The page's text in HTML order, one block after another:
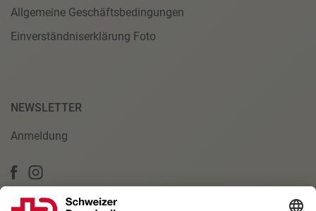
Allgemeine Geschäftsbedingungen
Einverständniserklärung Foto
NEWSLETTER
Anmeldung